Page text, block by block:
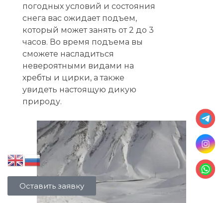
погодных условий и состояния
снега вас ожидает подъем,
который может занять от 2 до 3
часов. Во время подъема вы
сможете насладиться
невероятными видами на
хребты и цирки, а также
увидеть настоящую дикую
природу.
Оставить заявку